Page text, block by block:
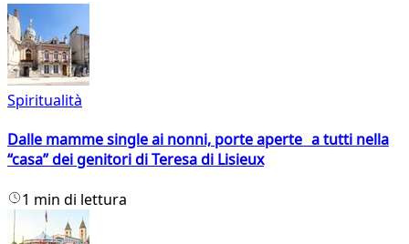
Spiritualità
Dalle mamme single ai nonni, porte aperte a tutti nella
“casa” dei genitori di Teresa di Lisieux
1 min di lettura